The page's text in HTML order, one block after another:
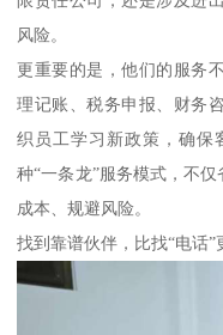
风险。
更重要的是，他们的服务
理记账、税务申报、财务
织员工学习新政策，确保
种“一条龙”服务模式，不
成本、规避风险。
找到靠谱伙伴，比找“电话”